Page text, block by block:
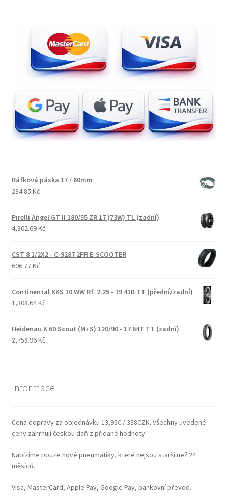
Ráfková páska 17 / 60mm
234.85 Kč
Pirelli Angel GT II 180/55 ZR 17 (73W) TL (zadní)
4,302.69 Kč
CST 8 1/2X2 - C-9287 2PR E-SCOOTER
606.77 Kč
Continental KKS 10 WW Rf. 2.25 - 19 41B TT (přední/zadní)
1,308.64 Kč
Heidenau K 60 Scout (M+S) 120/90 - 17 64T TT (zadní)
2,758.96 Kč
Informace
Cena dopravy za objednávku 13,95€ / 338CZK. Všechny uvedené
ceny zahrnují českou daň z přidané hodnoty.
Nabízíme pouze nové pneumatiky, které nejsou starší než 24
měsíců.
Visa, MasterCard, Apple Pay, Google Pay, bankovní převod.